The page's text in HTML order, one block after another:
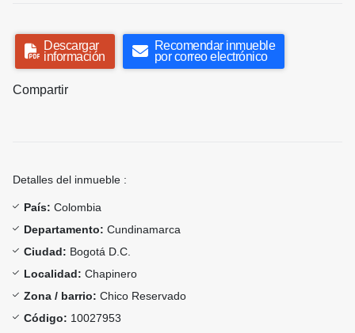
Descargar
información
Recomendar inmueble
por correo electrónico
Compartir
Detalles del inmueble :
País: Colombia
Departamento: Cundinamarca
Ciudad: Bogotá D.C.
Localidad: Chapinero
Zona / barrio: Chico Reservado
Código: 10027953